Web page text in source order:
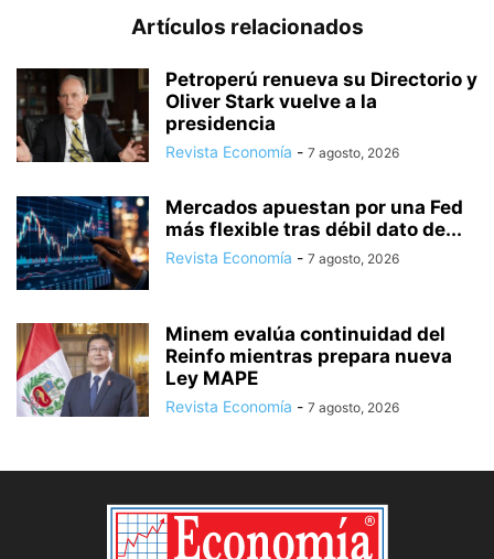
Artículos relacionados
Petroperú renueva su Directorio y
Oliver Stark vuelve a la
presidencia
Revista Economía - 7 agosto, 2026
Mercados apuestan por una Fed
más flexible tras débil dato de...
Revista Economía - 7 agosto, 2026
Minem evalúa continuidad del
Reinfo mientras prepara nueva
Ley MAPE
Revista Economía - 7 agosto, 2026